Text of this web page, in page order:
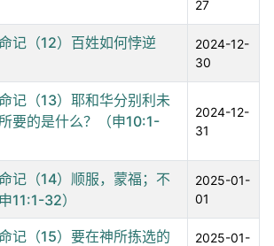
27
记（12）百姓如何悖逆
2024-12-
30
记（13）耶和华分别利未
要的是什么？（申10:1-
2024-12-
31
记（14）顺服，蒙福；不
11:1-32）
2025-01-
01
记（15）要在神所拣选的
2025-01-